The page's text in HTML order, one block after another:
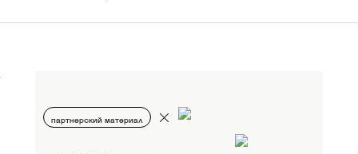
партнерский материал